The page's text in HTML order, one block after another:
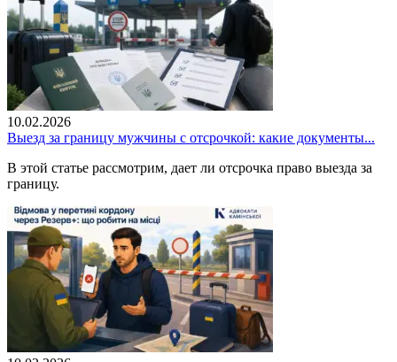
10.02.2026
Выезд за границу мужчины с отсрочкой: какие документы...
В этой статье рассмотрим, дает ли отсрочка право выезда за
границу.